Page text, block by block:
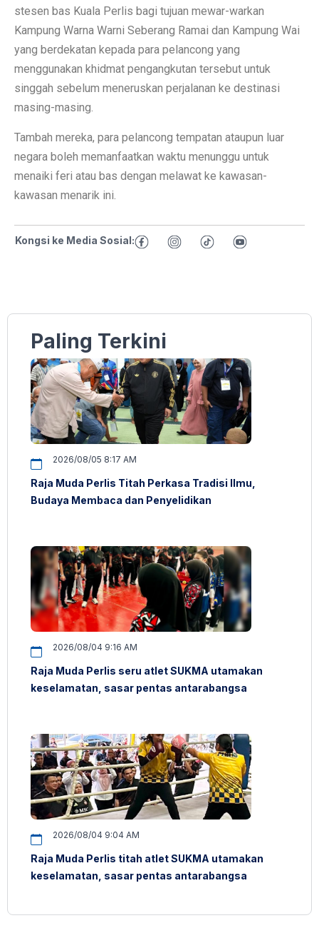
stesen bas Kuala Perlis bagi tujuan mewar-warkan
Kampung Warna Warni Seberang Ramai dan Kampung Wai
yang berdekatan kepada para pelancong yang
menggunakan khidmat pengangkutan tersebut untuk
singgah sebelum meneruskan perjalanan ke destinasi
masing-masing.
Tambah mereka, para pelancong tempatan ataupun luar
negara boleh memanfaatkan waktu menunggu untuk
menaiki feri atau bas dengan melawat ke kawasan-
kawasan menarik ini.
Kongsi ke Media Sosial:
Paling Terkini
2026/08/05 8:17 AM
Raja Muda Perlis Titah Perkasa Tradisi Ilmu,
Budaya Membaca dan Penyelidikan
2026/08/04 9:16 AM
Raja Muda Perlis seru atlet SUKMA utamakan
keselamatan, sasar pentas antarabangsa
2026/08/04 9:04 AM
Raja Muda Perlis titah atlet SUKMA utamakan
keselamatan, sasar pentas antarabangsa